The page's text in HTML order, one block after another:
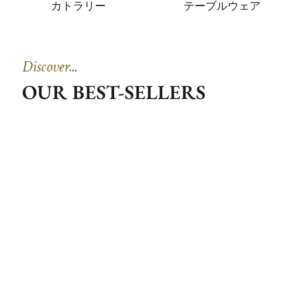
カトラリー テーブルウェア
Discover...
OUR BEST-SELLERS